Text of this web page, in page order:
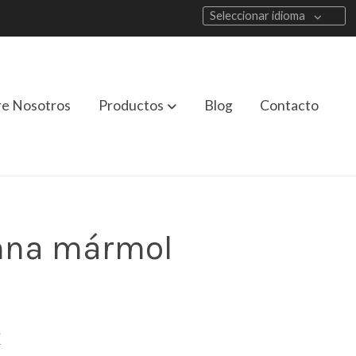
Seleccionar idioma
Nosotros Productos Blog Contacto
mármol